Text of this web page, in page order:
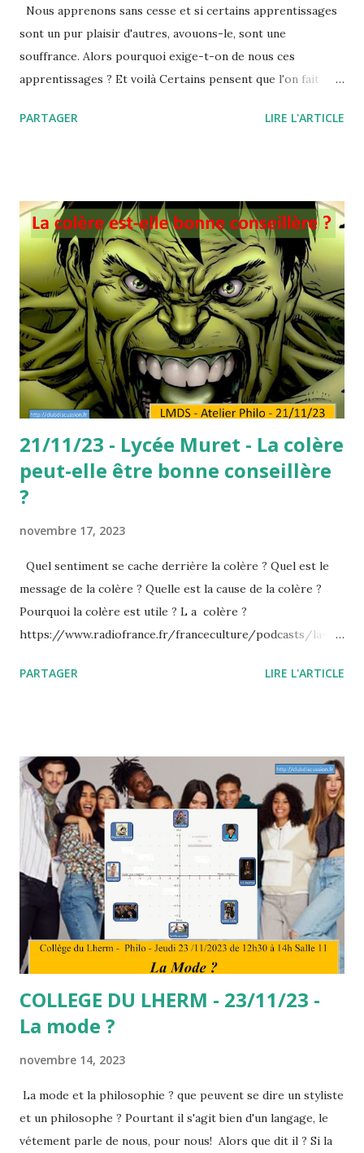
Nous apprenons sans cesse et si certains apprentissages
sont un pur plaisir d'autres, avouons-le, sont une
souffrance. Alors pourquoi exige-t-on de nous ces
apprentissages ? Et voilà Certains pensent que l'on fait
directement applicables dans la vie quotidienne : les
mouvement uniformément accéléré. Ces contenus
participent pour une part de la mission de transmission
culturelle de l'école. Mais ils sont aussi redoutablement
efficaces lorsqu'il s'agit de sélectionner les élèves pour les
placer dans différentes filières: ils deviennent alors des
instruments de la reproduction sociale (Bourdieu).
Maintenant imaginons un recruteur qui a le choix entre
deux personnes. La première qui n’a rien retenu de l’école,
qui n’a fourni aucun travail et fait aucun effo...
PARTAGER LIRE L'ARTICLE
21/11/23 - Lycée Muret - La colère
peut-elle être bonne conseillère
?
novembre 17, 2023
Quel sentiment se cache derrière la colère ? Quel est le
message de la colère ? Quelle est la cause de la colère ?
Pourquoi la colère est utile ? L a colère ?
https://www.radiofrance.fr/franceculture/podcasts/la-
bonne-conseillere-4612625 La colère est un état affectif
ou psychologiques par une personne. Ces manifestations
peuvent être contrôlées. Selon certains philosophes grecs,
notamment Aristote, la colère peut faire souffrir celui qui
l'exprime et peut être ainsi considérée comme une passion.
Les différents types de colère Selon Gonzague Masquelier,
psychothérapeute didacticien et directeur de l’école
parisienne de Gestalt, l'état de colère chez l'être humain
peut se développer selon quatre modes différents10: La «
colère étouffée » : non déc...
PARTAGER LIRE L'ARTICLE
COLLEGE DU LHERM - 23/11/23 -
La mode ?
novembre 14, 2023
La mode et la philosophie ? que peuvent se dire un styliste
et un philosophe ? Pourtant il s'agit bien d'un langage, le
vétement parle de nous, pour nous! Alors que dit il ? Si la